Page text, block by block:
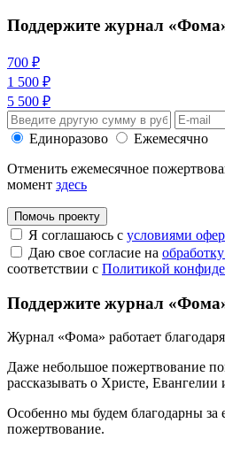
Поддержите журнал
700 ₽
1 500 ₽
5 500 ₽
Единоразово
Ежемесячно
Отменить ежемесячное
момент здесь
Помочь проекту
Я соглашаюсь с условиями
Даю свое согласие на
соответствии с Политикой
Поддержите журнал
Журнал «Фома» работает
Даже небольшое пожертвование
рассказывать о Христе, Евангелии
Особенно мы будем благодарны за
пожертвование.